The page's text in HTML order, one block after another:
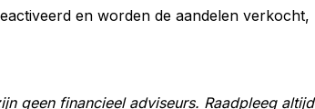
en worden de aandelen verkocht,
geen financieel adviseurs. Raadpleeg altijd